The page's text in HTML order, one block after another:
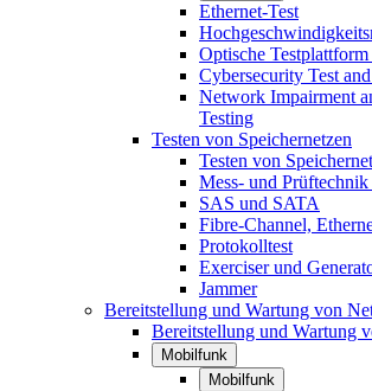
Ethernet-Test
Optische
Cybersecurity Test
Network Impairment
Testing
Testen von Speichernetzen
Testen von
Mess- und
SAS und SATA
Fibre-Channel,
Protokolltest
Exerciser und
Jammer
Bereitstellung und Wartung von
Bereitstellung und Wartung
Mobilfunk
Mobilfunk